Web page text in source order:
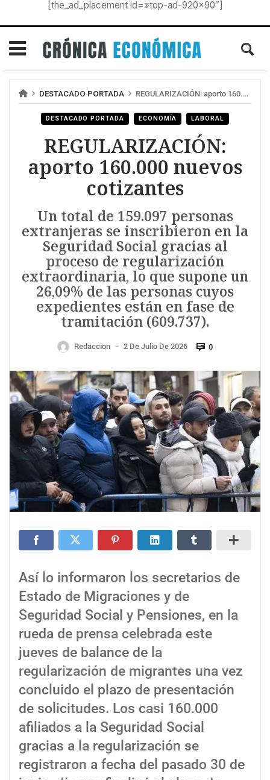
[the_ad_placement id=»top-ad-920×90″]
DESTACADO PORTADA REGULARIZACIÓN: aporto 160.000 nuevos cotizantes
DESTACADO PORTADA ECONOMÍA LABORAL
REGULARIZACIÓN:
aporto 160.000 nuevos
cotizantes
Un total de 159.097 personas
extranjeras se inscribieron en la
Seguridad Social gracias al
proceso de regularización
extraordinaria, lo que supone un
26,09% de las personas cuyos
expedientes están en fase de
tramitación (609.737).
Redaccion — 2 De Julio De 2026 0
Así lo informaron los secretarios de
Estado de Migraciones y de
Seguridad Social y Pensiones, en la
rueda de prensa celebrada este
jueves de balance de la
regularización de migrantes una vez
concluido el plazo de presentación
de solicitudes. Los casi 160.000
afiliados a la Seguridad Social
gracias a la regularización se
registraron a fecha del pasado 30 de